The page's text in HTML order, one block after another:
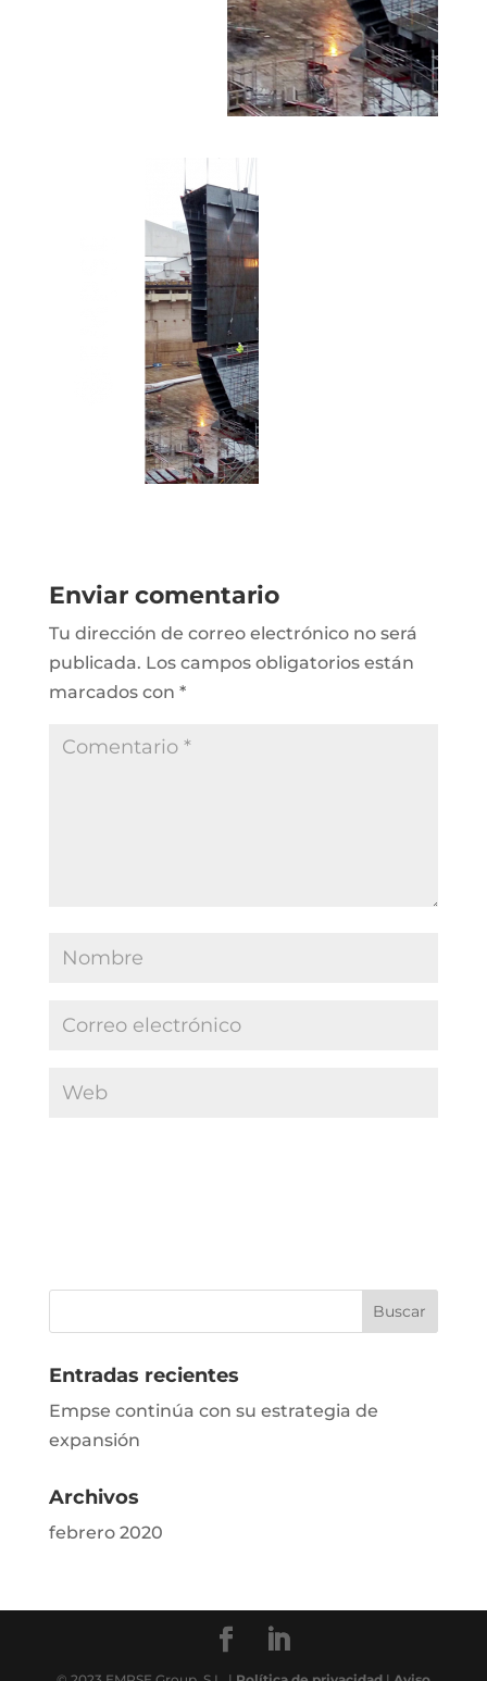
Enviar comentario
Tu dirección de correo electrónico no será
publicada. Los campos obligatorios están
marcados con *
Entradas recientes
Empse continúa con su estrategia de
expansión
Archivos
febrero 2020